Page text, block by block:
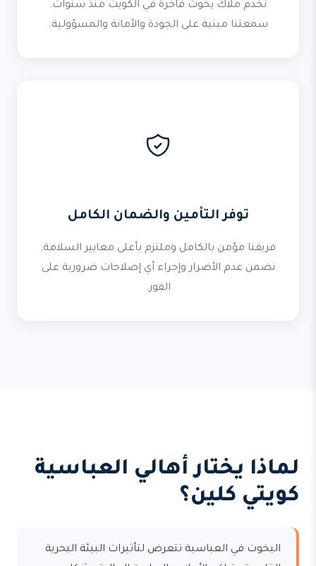
نخدم ملاك يخوت فاخرة في الكويت منذ سنوات.
سمعتنا مبنية على الجودة والأمانة والمسؤولية.
توفر التأمين والضمان الكامل
فريقنا مؤمن بالكامل وملتزم بأعلى معايير السلامة.
نضمن عدم الأضرار وإجراء أي إصلاحات ضرورية على
الفور.
لماذا يختار أهالي العباسية
كويتي كلين؟
اليخوت في العباسية تتعرض لتأثيرات البيئة البحرية